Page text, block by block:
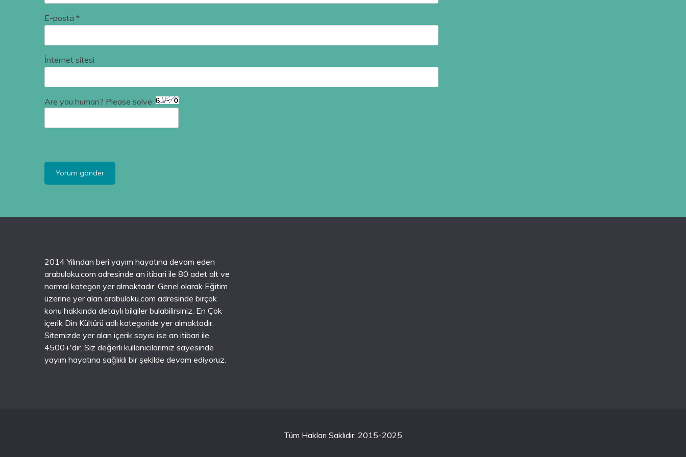
E-posta *
İnternet sitesi
Are you human? Please solve:
2014 Yılından beri yayım hayatına devam eden
arabuloku.com adresinde an itibari ile 80 adet alt ve
normal kategori yer almaktadır. Genel olarak Eğitim
üzerine yer alan arabuloku.com adresinde birçok
konu hakkında detaylı bilgiler bulabilirsiniz. En Çok
içerik Din Kültürü adlı kategoride yer almaktadır.
Sitemizde yer alan içerik sayısı ise an itibari ile
4500+'dır. Siz değerli kullanıcılarımız sayesinde
yayım hayatına sağlıklı bir şekilde devam ediyoruz.
Tüm Hakları Saklıdır. 2015-2025